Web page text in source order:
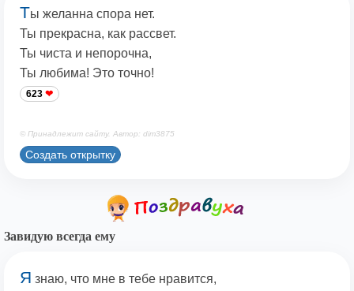
Ты желанна спора нет.
Ты прекрасна, как рассвет.
Ты чиста и непорочна,
Ты любима! Это точно!
623
© Принадлежит сайту. Автор: dim3875
Создать открытку
Завидую всегда ему
Я знаю, что мне в тебе нравится,